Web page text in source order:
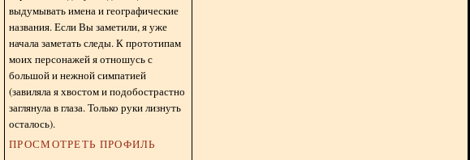
выдумывать имена и географические
названия. Если Вы заметили, я уже
начала заметать следы. К прототипам
моих персонажей я отношусь с
большой и нежной симпатией
(завиляла я хвостом и подобострастно
заглянула в глаза. Только руки лизнуть
осталось).
ПРОСМОТРЕТЬ ПРОФИЛЬ